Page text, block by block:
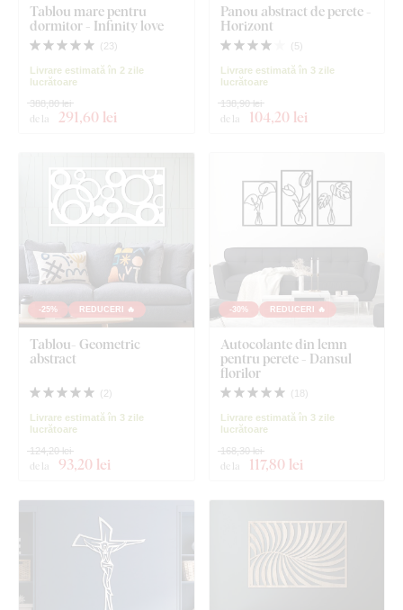
Tablou mare pentru
dormitor - Infinity love
( 23)
Livrare estimată în 2 zile
lucrătoare
de la 291,60 lei
388,80 lei
Panou abstract de perete -
Horizont
( 5)
Livrare estimată în 3 zile
lucrătoare
de la 104,20 lei
138,90 lei
-25% REDUCERI 🔥
Tablou- Geometric
abstract
( 2)
Livrare estimată în 3 zile
lucrătoare
de la 93,20 lei
124,20 lei
-30% REDUCERI 🔥
Autocolante din lemn
pentru perete - Dansul
florilor
( 18 )
Livrare estimată în 3 zile
lucrătoare
de la 117,80 lei
168,30 lei